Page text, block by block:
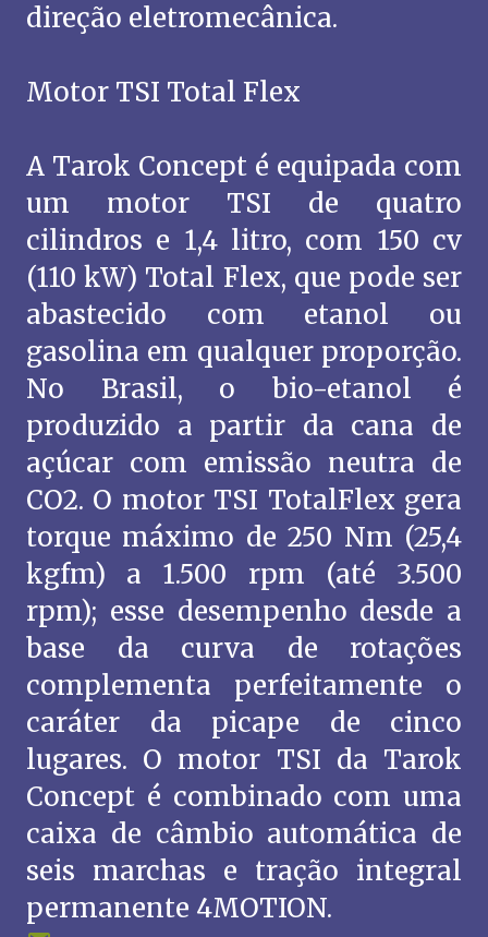
direção eletromecânica.
Motor TSI Total Flex
A Tarok Concept é equipada com
um motor TSI de quatro
cilindros e 1,4 litro, com 150 cv
(110 kW) Total Flex, que pode ser
abastecido com etanol ou
gasolina em qualquer proporção.
No Brasil, o bio-etanol é
produzido a partir da cana de
açúcar com emissão neutra de
CO2. O motor TSI TotalFlex gera
torque máximo de 250 Nm (25,4
kgfm) a 1.500 rpm (até 3.500
rpm); esse desempenho desde a
base da curva de rotações
complementa perfeitamente o
caráter da picape de cinco
lugares. O motor TSI da Tarok
Concept é combinado com uma
caixa de câmbio automática de
seis marchas e tração integral
permanente 4MOTION.